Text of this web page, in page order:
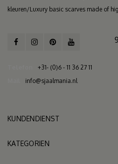
kleuren/Luxury basic scarves made of
+31- (0)6 - 11 36 27 11
info@sjaalmania.nl
KUNDENDIENST
KATEGORIEN